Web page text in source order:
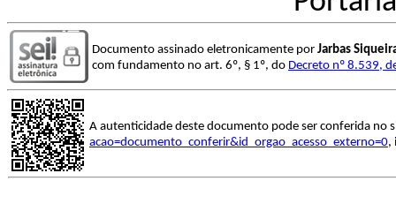
Documento assinado eletronicamente por Jarbas
com fundamento no art. 6º, § 1º, do Decreto nº 8.539,
A autenticidade deste documento pode ser conferida no
acao=documento_conferir&id_orgao_acesso_externo=0,